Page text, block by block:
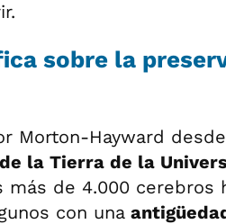
sobre la
Morton-Hayward
la Tierra de la
más de 4.000 cerebros
con una